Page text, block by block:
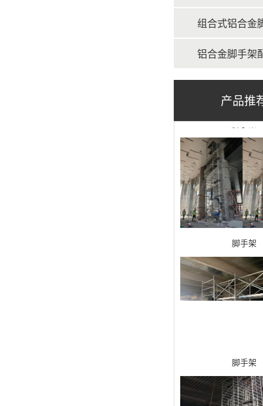
组合式铝合金
铝合金脚手架
产品推
脚手架